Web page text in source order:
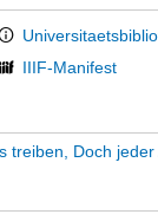
IIIF-Manifest
treiben, Doch